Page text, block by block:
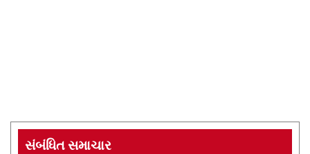
સંબંધિત સમાચાર